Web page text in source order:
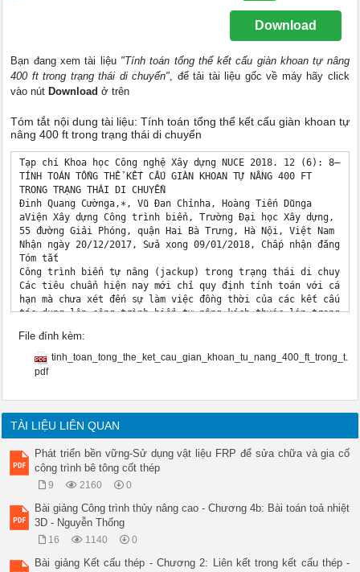
Download
Bạn đang xem tài liệu "Tính toán tổng thể kết cấu giàn khoan tự nâng
400 ft trong trạng thái di chuyển", để tải tài liệu gốc về máy hãy click
vào nút Download ở trên
Tóm tắt nội dung tài liệu: Tính toán tổng thể kết cấu giàn khoan tự
nâng 400 ft trong trạng thái di chuyển
Tạp chí Khoa học Công nghệ Xây dựng NUCE 2018. 12 (6): 8–19
TÍNH TOÁN TỔNG THỂ KẾT CẤU GIÀN KHOAN TỰ NÂNG 400 FT
TRONG TRẠNG THÁI DI CHUYỂN
Đinh Quang Cườnga,∗, Vũ Đan Chỉnha, Hoàng Tiến Dũnga
aViện Xây dựng Công trình biển, Trường Đại học Xây dựng,
55 đường Giải Phóng, quận Hai Bà Trưng, Hà Nội, Việt Nam
Nhận ngày 20/12/2017, Sửa xong 09/01/2018, Chấp nhận đăng
Tóm tắt
Công trình biển tự nâng (jackup) trong trạng thái di
Các tiêu chuẩn hiện nay mới chỉ quy định tính toán với các
hạn mà chưa xét đến sự làm việc đồng thời của các kết cấu
tác dụng lên công trình biển tự nâng kích thước lớn trong
hợp phương pháp phần tử biên và phương pháp phần tử hữu
trong trạng thái di chuyển và áp dụng cụ thể cho một công
biển Việt Nam.
In transit condition, Jack-up Rig is a type of floating
standards have just regulated calculating in the equivalent
(FEM), without consideration of structure’s simultaneous
diffracted, radiated wave loads acting on large-sized
by the Boundary Element Method (BEM). This article indicates
so as to compute overall Jack-up Rig in the transit
in Vietnamese sea condition.
Keywords: overall jack-up rig 400 ft; transit condition;
https://doi.org/10.31814/stce.nuce2018-12(6)-02 c© 2018
1. Giới thiệu
Giàn khoan tự nâng 400 ft (Hình 1) có khối lượng kết cấu và
File đính kèm:
tinh_toan_tong_the_ket_cau_gian_khoan_tu_nang_400_ft_trong_t.
pdf
TÀI LIỆU LIÊN QUAN
Phát triển bền vững-Sử dụng vật liệu FRP để sửa chữa và gia cố
công trình bê tông cốt thép
9 2160 0
Bài giảng Công trình thủy nâng cao - Chương 4b: Bài toán toả nhiệt
3D - Nguyễn Thống
16 1140 0
Bài giảng Kết cấu thép - Chương 2: Liên kết trong kết cấu thép -